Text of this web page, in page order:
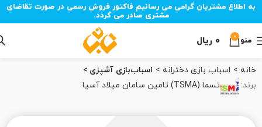
به اطلاع مشتریان گرامی می رسانیم فاکتور فروش رسمی در صورت تقاضای
مشتری صادر می گردد.
منو 0 ۰ ریال
خانه اسباب‌ بازی دخترانه
اسباب‌بازی آشپزی
برند:
تسما (TSMA) تامین سامان میلاد آسیا